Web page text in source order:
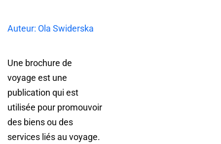
Auteur: Ola Swiderska
Une brochure de
voyage est une
publication qui est
utilisée pour promouvoir
des biens ou des
services liés au voyage.